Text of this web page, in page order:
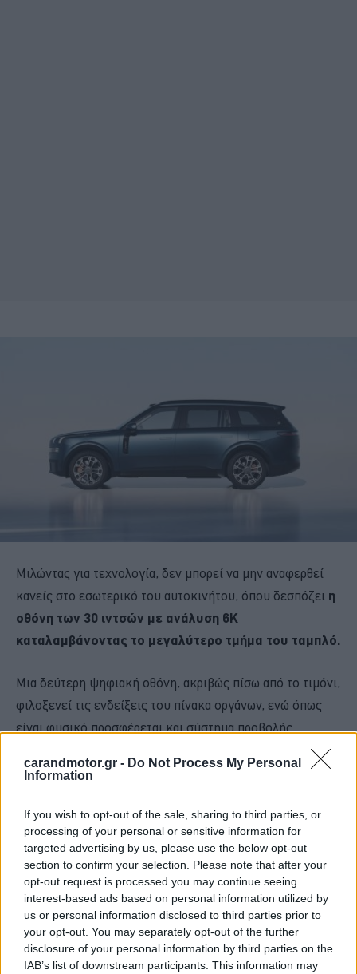
carandmotor.gr - Do Not Process My Personal
Information
If you wish to opt-out of the sale, sharing to third parties, or
processing of your personal or sensitive information for
targeted advertising by us, please use the below opt-out
section to confirm your selection. Please note that after your
opt-out request is processed you may continue seeing
interest-based ads based on personal information utilized by
us or personal information disclosed to third parties prior to
your opt-out. You may separately opt-out of the further
disclosure of your personal information by third parties on the
IAB’s list of downstream participants. This information may
Μιλώντας για τεχνολογία, δεν μπορεί να μην αναφερθεί
κανείς στο εσωτερικό του αυτοκινήτου, όπου δεσπόζει η
οθόνη των 30 ιντσών με ανάλυση 6Κ
καταλαμβάνοντας το μεγαλύτερο τμήμα του ταμπλό.
Μια δεύτερη ψηφιακή οθόνη, ακριβώς πίσω από το τιμόνι,
φιλοξενεί τις ενδείξεις του πίνακα οργάνων, ενώ όπως
είναι φυσικό προσφέρεται και σύστημα προβολής
χρησιμοποιεί και η Volvo, διαθέτοντας στη νεοσύστατη
γκάμα του τρία, διαφορετικής ισχύος plug-in υβριδικά
συστήματα κίνησης.